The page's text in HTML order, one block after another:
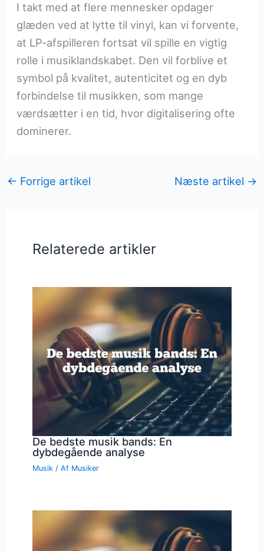
I takt med at flere mennesker opdager
glæden ved at lytte til vinyl, kan vi forvente,
at LP-afspilleren fortsat vil spille en vigtig
rolle i musiklandskabet. Den vil forblive et
symbol på kvalitet, autenticitet og en dyb
forbindelse til musikken, som mange
værdsætter i en tid, hvor digitalisering ofte
dominerer.
← Forrige artikel Næste artikel →
Relaterede artikler
De bedste musik bands: En
dybdegående analyse
Musik / Af Musiker